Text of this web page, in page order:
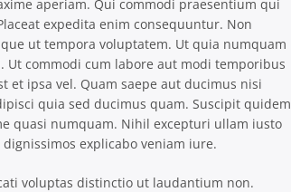
aperiam. Qui commodi praesentium qui
expedita enim consequuntur. Non
ut tempora voluptatem. Ut quia numquam
commodi cum labore aut modi temporibus
et ipsa vel. Quam saepe aut ducimus nisi
quia sed ducimus quam. Suscipit quidem
quasi numquam. Nihil excepturi ullam iusto
explicabo veniam iure.
voluptas distinctio ut laudantium non.